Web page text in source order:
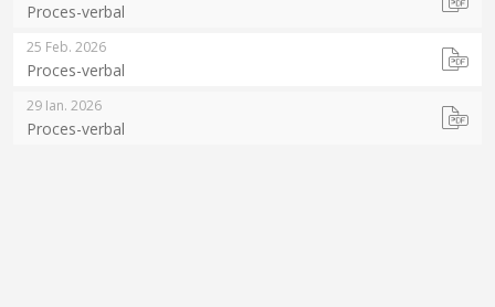
Proces-verbal
25 Feb. 2026
Proces-verbal
29 Ian. 2026
Proces-verbal